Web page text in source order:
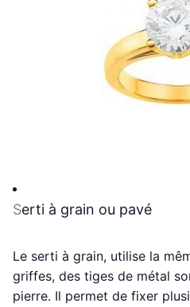
Serti à grain ou pavé
Le serti à grain, utilise la
griffes, des tiges de métal
pierre. Il permet de fixer